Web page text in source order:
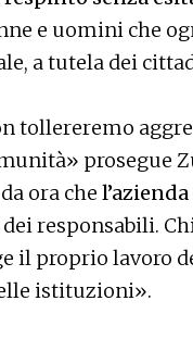
e uomini che
a tutela dei
tollereremo
prosegue
ora che
responsabili.
il proprio lavoro
istituzioni».